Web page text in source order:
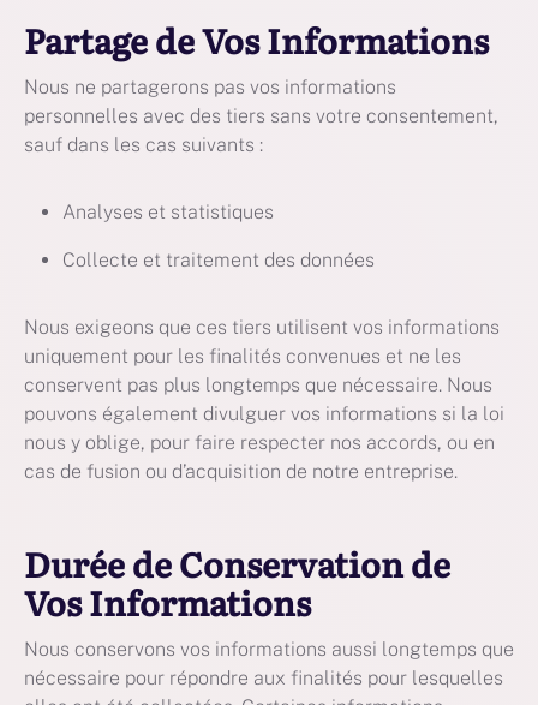
Partage de Vos Informations
Nous ne partagerons pas vos informations
personnelles avec des tiers sans votre consentement,
sauf dans les cas suivants :
Analyses et statistiques
Collecte et traitement des données
Nous exigeons que ces tiers utilisent vos informations
uniquement pour les finalités convenues et ne les
conservent pas plus longtemps que nécessaire. Nous
pouvons également divulguer vos informations si la loi
nous y oblige, pour faire respecter nos accords, ou en
cas de fusion ou d’acquisition de notre entreprise.
Durée de Conservation de
Vos Informations
Nous conservons vos informations aussi longtemps que
nécessaire pour répondre aux finalités pour lesquelles